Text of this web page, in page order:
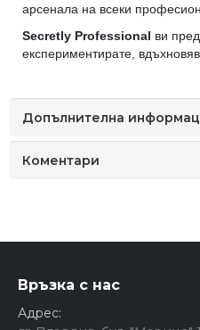
арсенала на всеки
Secretly Professional ви
експериментирате,
Допълнителна
Коментари
Връзка с нас
Адрес: